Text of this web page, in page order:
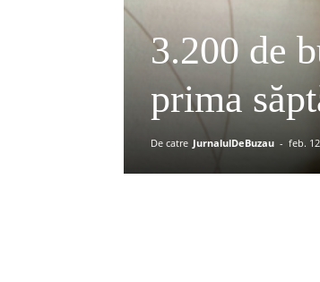
3.200 de
prima
De catre JurnalulDeBuzau - feb.